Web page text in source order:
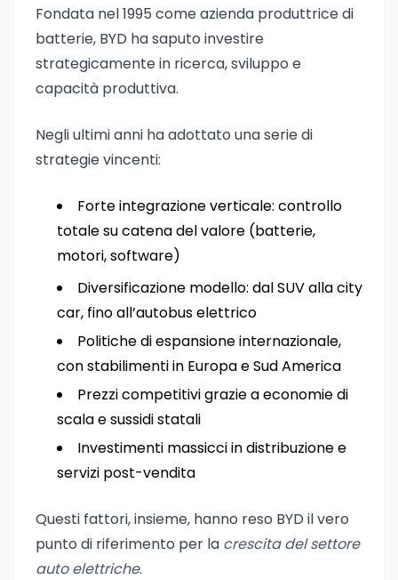
Fondata nel 1995 come azienda produttrice di
batterie, BYD ha saputo investire
strategicamente in ricerca, sviluppo e
capacità produttiva.
Negli ultimi anni ha adottato una serie di
strategie vincenti:
Forte integrazione verticale: controllo
totale su catena del valore (batterie,
motori, software)
Diversificazione modello: dal SUV alla city
car, fino all’autobus elettrico
Politiche di espansione internazionale,
con stabilimenti in Europa e Sud America
Prezzi competitivi grazie a economie di
scala e sussidi statali
Investimenti massicci in distribuzione e
servizi post-vendita
Questi fattori, insieme, hanno reso BYD il vero
punto di riferimento per la crescita del settore
auto elettriche.